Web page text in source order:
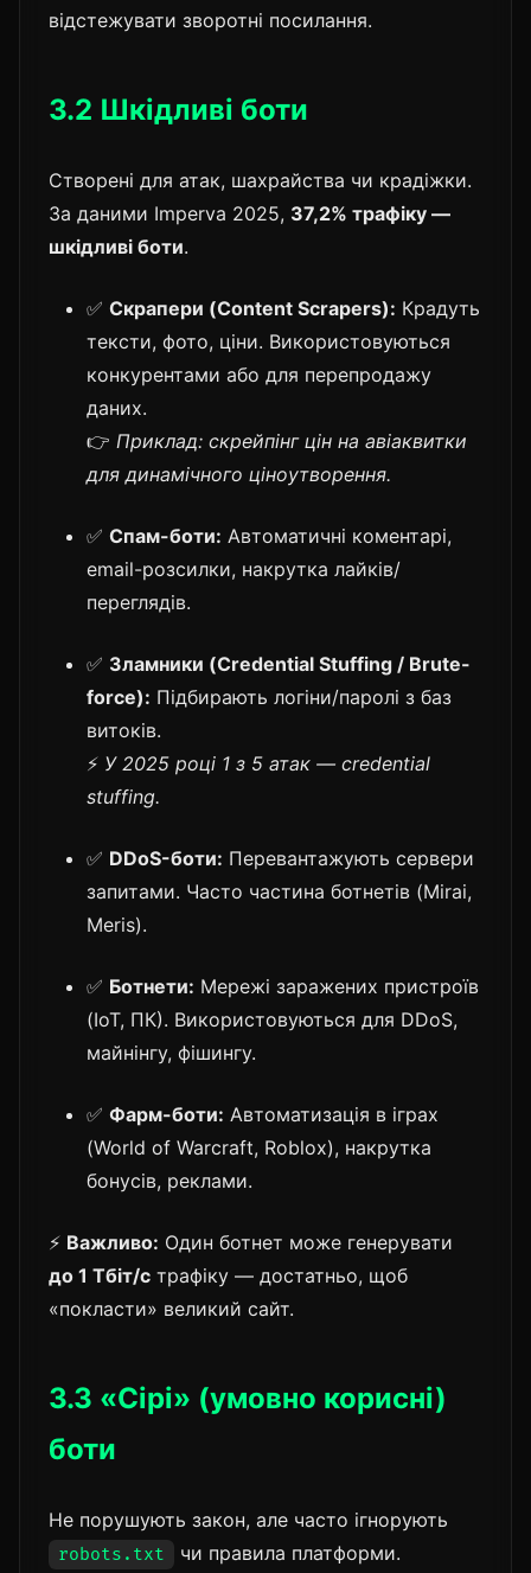
відстежувати зворотні посилання.
3.2 Шкідливі боти
Створені для атак, шахрайства чи крадіжки.
За даними Imperva 2025, 37,2% трафіку —
шкідливі боти.
✅ Скрапери (Content Scrapers): Крадуть
тексти, фото, ціни. Використовуються
конкурентами або для перепродажу
даних.
👉 Приклад: скрейпінг цін на авіаквитки
для динамічного ціноутворення.
✅ Спам-боти: Автоматичні коментарі,
email-розсилки, накрутка лайків/
переглядів.
✅ Зламники (Credential Stuffing / Brute-
force): Підбирають логіни/паролі з баз
витоків.
⚡ У 2025 році 1 з 5 атак — credential
stuffing.
✅ DDoS-боти: Перевантажують сервери
запитами. Часто частина ботнетів (Mirai,
Meris).
✅ Ботнети: Мережі заражених пристроїв
(IoT, ПК). Використовуються для DDoS,
майнінгу, фішингу.
✅ Фарм-боти: Автоматизація в іграх
(World of Warcraft, Roblox), накрутка
бонусів, реклами.
⚡ Важливо: Один ботнет може генерувати
до 1 Тбіт/с трафіку — достатньо, щоб
«покласти» великий сайт.
3.3 «Сірі» (умовно корисні)
боти
Не порушують закон, але часто ігнорують
robots.txt чи правила платформи.